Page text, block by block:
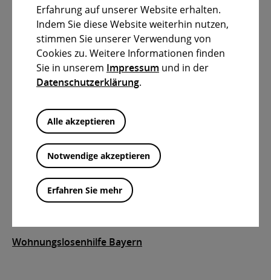
Erfahrung auf unserer Website erhalten.
Indem Sie diese Website weiterhin nutzen,
stimmen Sie unserer Verwendung von
Cookies zu. Weitere Informationen finden
Sie in unserem Impressum und in der
Datenschutzerklärung.
Alle akzeptieren
Notwendige akzeptieren
Erfahren Sie mehr
in die Lage versetzt werden, sein Leben entsprechend
seinen Wünschen, Bedürfnissen und Fähigkeiten zu
organisieren und selbstverantwortlich zu
gestalten.
Dabei ist zu berücksichtigen, dass er verpflichtet
nach eigenen Kräften an der Überwindung der
Daneben wird noch einBarbetrag zur persönlichen
Verfügungausbezahlt. Zudem können
freiwilligen Krankenversicherung
werden. Die Hilfe wird zeitlich begrenzt gewährt.
Wohnungslosenhilfe Bayern